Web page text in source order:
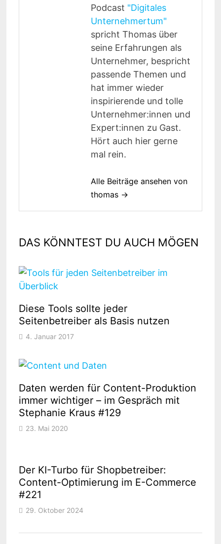
Podcast "Digitales
Unternehmertum"
spricht Thomas über
seine Erfahrungen als
Unternehmer, bespricht
passende Themen und
hat immer wieder
inspirierende und tolle
Unternehmer:innen und
Expert:innen zu Gast.
Hört auch hier gerne
mal rein.
Alle Beiträge ansehen von
thomas →
DAS KÖNNTEST DU AUCH MÖGEN
Diese Tools sollte jeder
Seitenbetreiber als Basis nutzen
4. Januar 2017
Daten werden für Content-Produktion
immer wichtiger – im Gespräch mit
Stephanie Kraus #129
23. Mai 2020
Der KI-Turbo für Shopbetreiber:
Content-Optimierung im E-Commerce
#221
29. Oktober 2024